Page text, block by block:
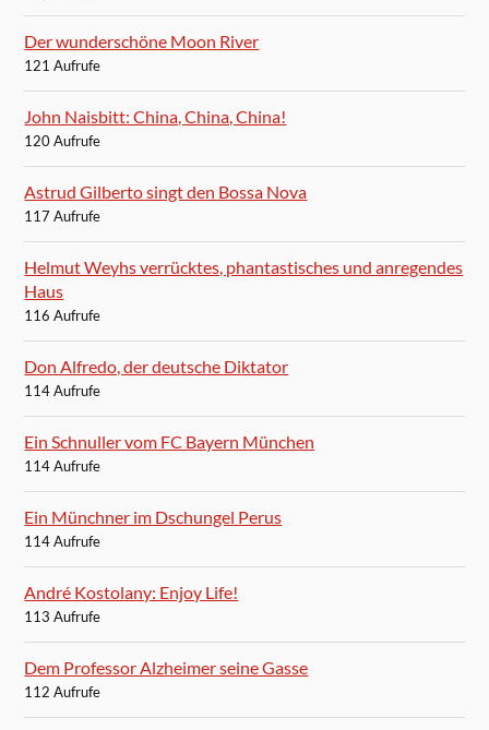
Der wunderschöne Moon River
121 Aufrufe
John Naisbitt: China, China, China!
120 Aufrufe
Astrud Gilberto singt den Bossa Nova
117 Aufrufe
Helmut Weyhs verrücktes, phantastisches und anregendes
Haus
116 Aufrufe
Don Alfredo, der deutsche Diktator
114 Aufrufe
Ein Schnuller vom FC Bayern München
114 Aufrufe
Ein Münchner im Dschungel Perus
114 Aufrufe
André Kostolany: Enjoy Life!
113 Aufrufe
Dem Professor Alzheimer seine Gasse
112 Aufrufe